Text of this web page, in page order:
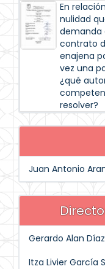
En
nulidad
demanda
contrato
enajena
vez una
¿qué
resolver?
Juan Antonio
Gerardo Alan
Itza Livier García